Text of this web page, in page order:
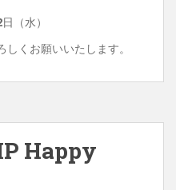
日（水）
くお願いいたします。
Happy